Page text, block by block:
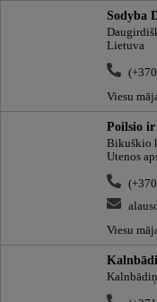
Sodyba
Lietuva
Viesu
Poilsio ir
Bikuškio
Utenos
Viesu